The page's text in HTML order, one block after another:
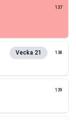
137
Vecka 21 138
139